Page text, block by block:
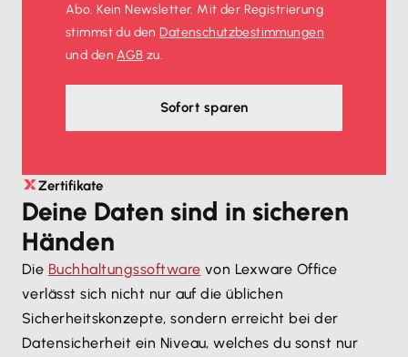
Abo. Kein Newsletter. Mit der Registrierung
stimmst du denDatenschutz­bestimmungen
und denAGB zu.
Sofort sparen
Zertifikate
Deine Daten sind in sicheren
Händen
Die Buchhaltungssoftware von Lexware Office
verlässt sich nicht nur auf die üblichen
Sicherheitskonzepte, sondern erreicht bei der
Datensicherheit ein Niveau, welches du sonst nur